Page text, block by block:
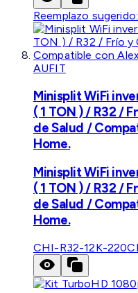
Reemplazo sugerido:
AUFIT
Minisplit WiFi
( 1 TON ) / R32 /
de Salud /
Home.
Minisplit WiFi
( 1 TON ) / R32 /
de Salud /
Home.
CHI-R32-12K-220